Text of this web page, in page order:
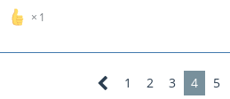
1
1 2 3 4 5